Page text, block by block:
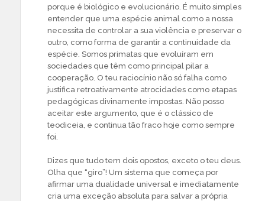
porque é biológico e evolucionário. É muito simples
entender que uma espécie animal como a nossa
necessita de controlar a sua violência e preservar o
outro, como forma de garantir a continuidade da
espécie. Somos primatas que evoluíram em
sociedades que têm como principal pilar a
cooperação. O teu raciocínio não só falha como
justifica retroativamente atrocidades como etapas
pedagógicas divinamente impostas. Não posso
aceitar este argumento, que é o clássico de
teodiceia, e continua tão fraco hoje como sempre
foi.
Dizes que tudo tem dois opostos, exceto o teu deus.
Olha que “giro”! Um sistema que começa por
afirmar uma dualidade universal e imediatamente
cria uma exceção absoluta para salvar a própria